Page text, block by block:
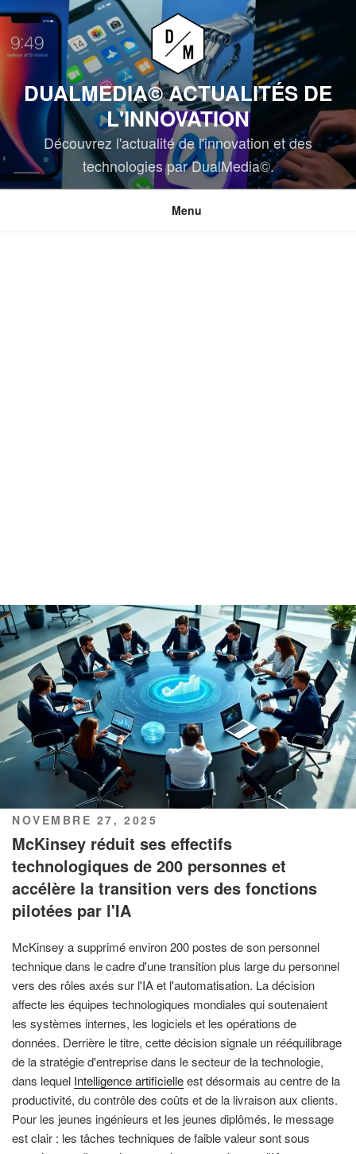
Aller
au
contenu
DUALMEDIA© ACTUALITÉS DE
L'INNOVATION
Découvrez l'actualité de l'innovation et des
technologies par DualMedia©.
Menu
PUBLIÉ
LE
NOVEMBRE 27, 2025
McKinsey réduit ses effectifs
technologiques de 200 personnes et
accélère la transition vers des fonctions
pilotées par l'IA
McKinsey a supprimé environ 200 postes de son personnel
technique dans le cadre d'une transition plus large du personnel
vers des rôles axés sur l'IA et l'automatisation. La décision
affecte les équipes technologiques mondiales qui soutenaient
les systèmes internes, les logiciels et les opérations de
données. Derrière le titre, cette décision signale un rééquilibrage
de la stratégie d'entreprise dans le secteur de la technologie,
dans lequel Intelligence artificielleest désormais au centre de la
productivité, du contrôle des coûts et de la livraison aux clients.
Pour les jeunes ingénieurs et les jeunes diplômés, le message
est clair : les tâches techniques de faible valeur sont sous